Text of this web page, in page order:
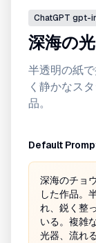
ChatGPT gpt-
深海の
半透明の紙
く静かなス
品。
Default
深海のチョ
した作品。
れ、鋭く整
いる。複雑
光器、流れ